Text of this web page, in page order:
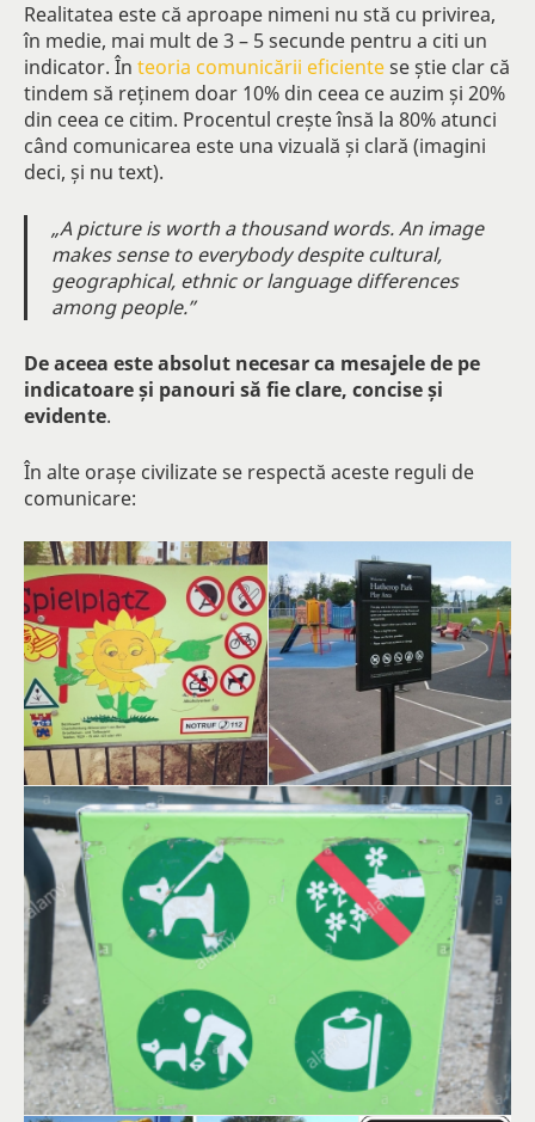
Realitatea este că aproape nimeni nu stă cu privirea,
în medie, mai mult de 3 – 5 secunde pentru a citi un
indicator. În teoria comunicării eficientese știe clar că
tindem să reținem doar 10% din ceea ce auzim și 20%
din ceea ce citim. Procentul crește însă la 80% atunci
când comunicarea este una vizuală și clară (imagini
deci, și nu text).
„A picture is worth a thousand words. An image
makes sense to everybody despite cultural,
geographical, ethnic or language differences
among people.”
De aceea este absolut necesar ca mesajele de pe
indicatoare și panouri să fie clare, concise și
evidente.
În alte orașe civilizate se respectă aceste reguli de
comunicare: